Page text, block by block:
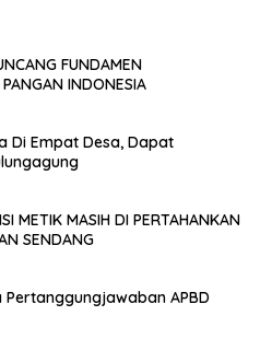
FUNDAMEN
INDONESIA
Di Empat Desa, Dapat
METIK MASIH DI PERTAHANKAN
SENDANG
APBD